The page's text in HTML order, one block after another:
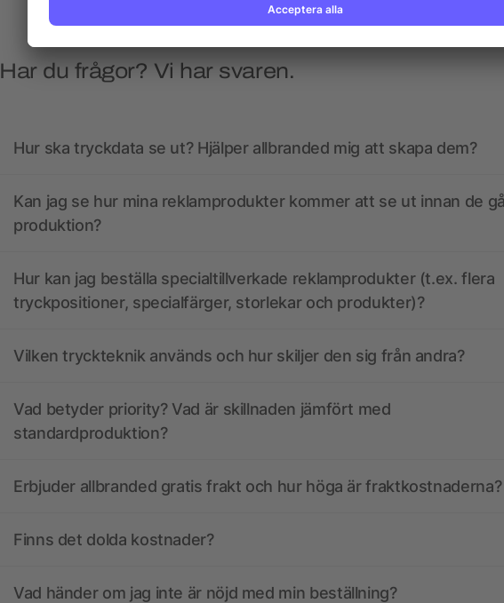
Har du frågor? Vi har svaren.
Hur ska tryckdata se ut? Hjälper allbranded mig att skapa dem?
Kan jag se hur mina reklamprodukter kommer att se ut innan de
produktion?
Hur kan jag beställa specialtillverkade reklamprodukter (t.ex. flera
tryckpositioner, specialfärger, storlekar och produkter)?
Vilken tryckteknik används och hur skiljer den sig från andra?
Vad betyder priority? Vad är skillnaden jämfört med
standardproduktion?
Erbjuder allbranded gratis frakt och hur höga är fraktkostnaderna?
Finns det dolda kostnader?
Vad händer om jag inte är nöjd med min beställning?